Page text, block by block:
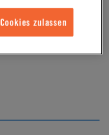
Cookies zulassen